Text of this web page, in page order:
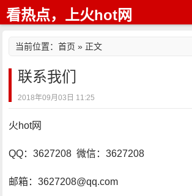
看热点，上火hot网
当前位置：首页 » 正文
联系我们
2018年09月03日 11:25
火hot网
QQ：3627208 微信：3627208
邮箱：3627208@qq.com